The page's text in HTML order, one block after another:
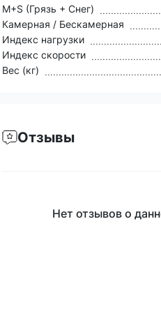
M+S (Грязь + Снег)
Камерная / Бескамерная
Индекс нагрузки
Индекс скорости
Вес (кг)
Отзывы
Нет отзывов о